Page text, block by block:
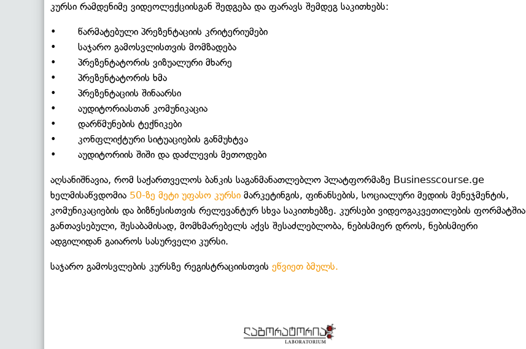
კურსი რამდენიმე ვიდეოლექციისგან შედგება და ფარავს შემდეგ საკითხებს:
• წარმატებული პრეზენტაციის კრიტერიუმები
• საჯარო გამოსვლისთვის მომზადება
• პრეზენტატორის ვიზუალური მხარე
• პრეზენტატორის ხმა
• პრეზენტაციის შინაარსი
• აუდიტორიასთან კომუნიკაცია
• დარწმუნების ტექნიკები
• კონფლიქტური სიტუაციების განმუხტვა
• აუდიტორიის შიში და დაძლევის მეთოდები
აღსანიშნავია, რომ საქართველოს ბანკის საგანმანათლებლო პლატფორმაზე Businesscourse.ge
ხელმისაწვდომია 50-ზე მეტი უფასო კურსი მარკეტინგის, ფინანსების, სოციალური მედიის მენეჯმენტის,
კომუნიკაციების და ბიზნესისთვის რელევანტურ სხვა საკითხებზე. კურსები ვიდეოგაკვეთილების ფორმატშია
განთავსებული, შესაბამისად, მომხმარებელს აქვს შესაძლებლობა, ნებისმიერ დროს, ნებისმიერი
ადგილიდან გაიაროს სასურველი კურსი.
საჯარო გამოსვლების კურსზე რეგისტრაციისთვის ეწვიეთ ბმულს.